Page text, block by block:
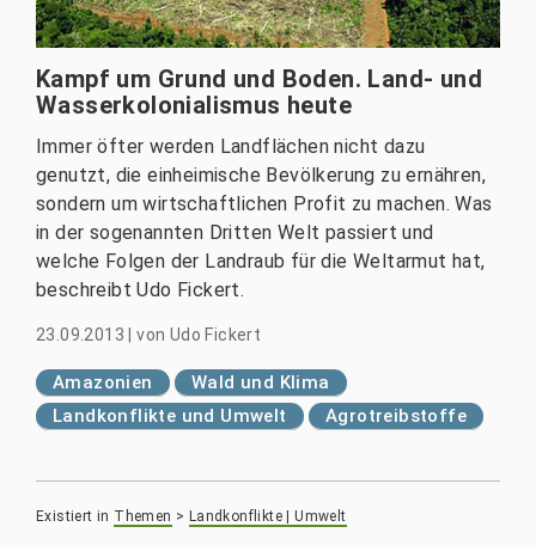
Kampf um Grund und Boden. Land- und
Wasserkolonialismus heute
Immer öfter werden Landflächen nicht dazu
genutzt, die einheimische Bevölkerung zu ernähren,
sondern um wirtschaftlichen Profit zu machen. Was
in der sogenannten Dritten Welt passiert und
welche Folgen der Landraub für die Weltarmut hat,
beschreibt Udo Fickert.
23.09.2013 |von Udo Fickert
Amazonien
Wald und Klima
Landkonflikte und Umwelt
Agrotreibstoffe
Existiert in Themen > Landkonflikte | Umwelt